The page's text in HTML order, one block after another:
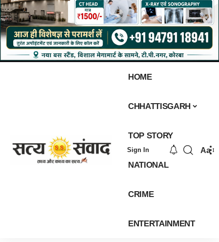
HOME
CHHATTISGARH
TOP STORY
NATIONAL
CRIME
ENTERTAINMENT
Sign In Aa